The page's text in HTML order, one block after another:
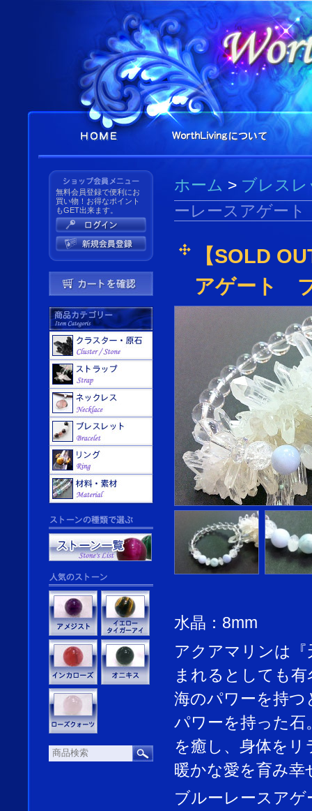
ホーム > ブレス
ーレースアゲー
【SOLD
アゲート
水晶：8mm
アクアマリンは
まれるとしても
海のパワーを持
パワーを持った石
を癒し、身体を
暖かな愛を育み
ブルーレースア
無料会員登録で便利にお
買い物！お得なポイント
もGET出来ます。